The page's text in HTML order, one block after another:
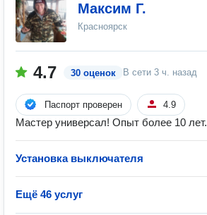
Максим Г.
Красноярск
4.7 30 оценок В сети 3 ч. назад
Паспорт проверен 4.9
Мастер универсал! Опыт более 10 лет.
Установка выключателя
Ещё 46 услуг